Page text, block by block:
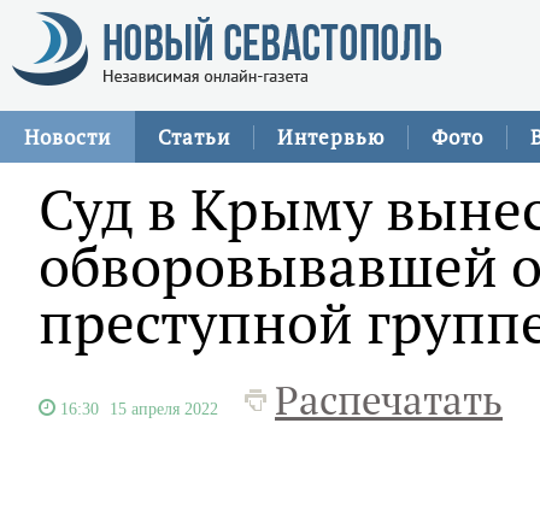
Новости Статьи Интервью Фото
Суд в Крыму
обворовывавшей
преступной
16:30 15 апреля 2022 Распечатать